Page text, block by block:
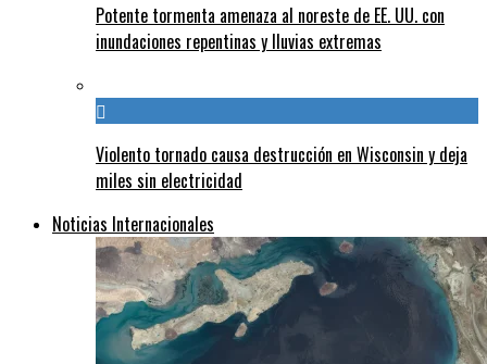
Potente tormenta amenaza al noreste de EE. UU. con
inundaciones repentinas y lluvias extremas
Violento tornado causa destrucción en Wisconsin y deja
miles sin electricidad
Noticias Internacionales